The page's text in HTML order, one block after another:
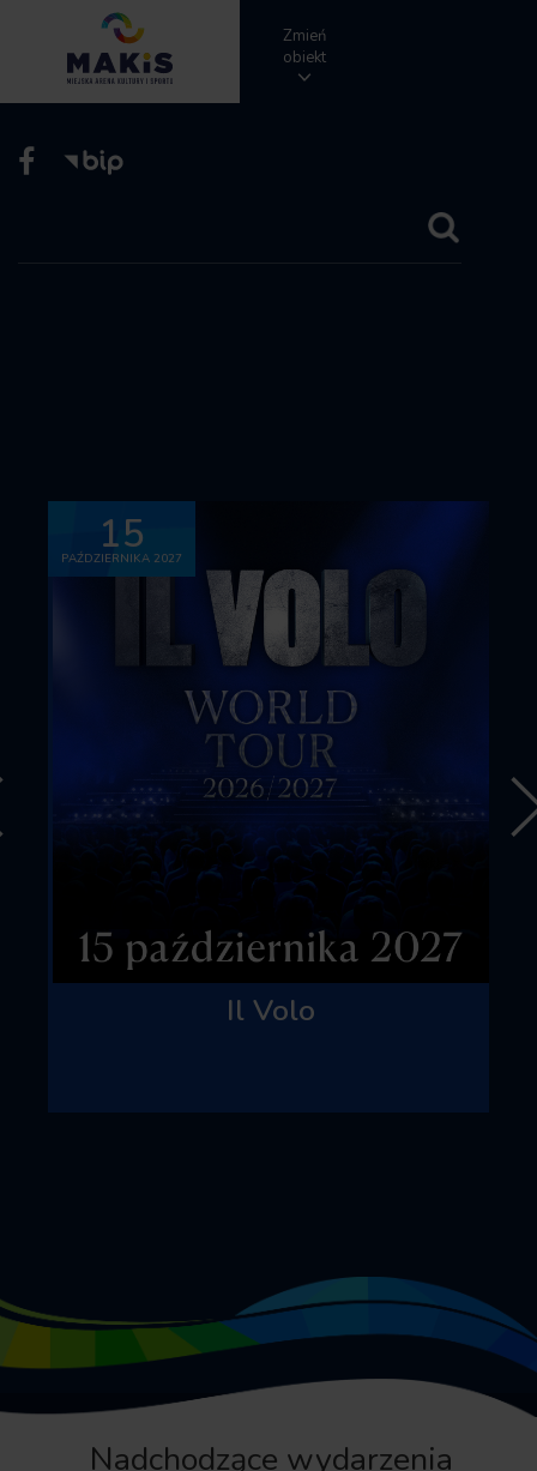
Zmień
obiekt
15
PAŹDZIERNIKA 2027
Il Volo
Nadchodzące wydarzenia